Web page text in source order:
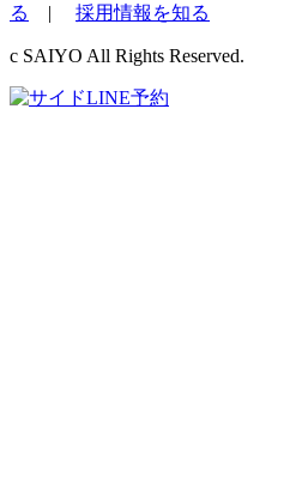
る
| 採用情報を知る
c SAIYO All Rights Reserved.